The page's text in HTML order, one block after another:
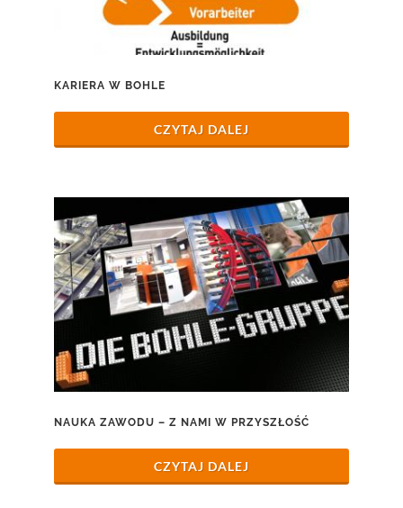
KARIERA W BOHLE
CZYTAJ DALEJ
NAUKA ZAWODU – Z NAMI W PRZYSZŁOŚĆ
CZYTAJ DALEJ